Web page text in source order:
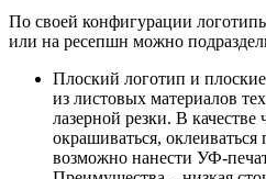
По своей конфигурации
или на ресепшн можно
Плоский логотип и
из листовых материалов
лазерной резки. В
окрашиваться,
возможно нанести УФ-